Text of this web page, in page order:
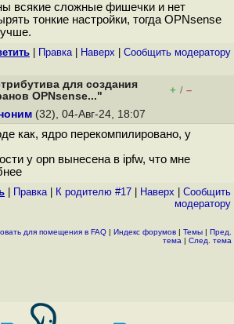
всякие сложные фишечки и нет
тонкие настройки, тогда OPNsense
Правка| Наверх Cообщить модератору
для создания
OPNsense..."
+ / –
(32), 04-Авг-24, 18:07
как, ядро перекомпилировано, у
у opn вынесена в ipfw, что мне
Правка| К родителю #17 Наверх
Cообщить
модератору
для помещения в FAQ | Индекс форумов | Темы | Пред.
тема | След. тема